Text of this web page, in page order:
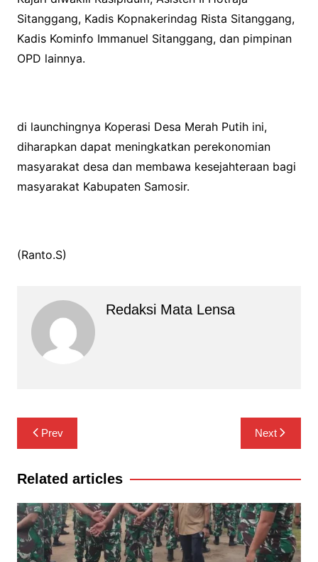
Sitanggang, Kadis Kopnakerindag Rista Sitanggang,
Kadis Kominfo Immanuel Sitanggang, dan pimpinan
OPD lainnya.
di launchingnya Koperasi Desa Merah Putih ini,
diharapkan dapat meningkatkan perekonomian
masyarakat desa dan membawa kesejahteraan bagi
masyarakat Kabupaten Samosir.
(Ranto.S)
Redaksi Mata Lensa
Navigasi
pos
Prev Next
Related articles